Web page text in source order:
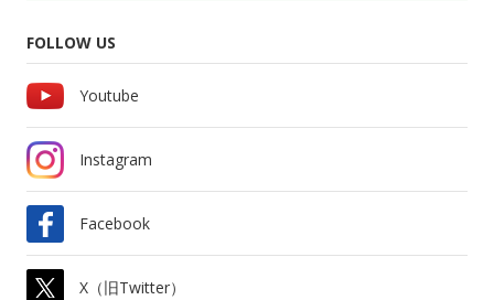
FOLLOW US
Youtube
Instagram
Facebook
X（旧Twitter）